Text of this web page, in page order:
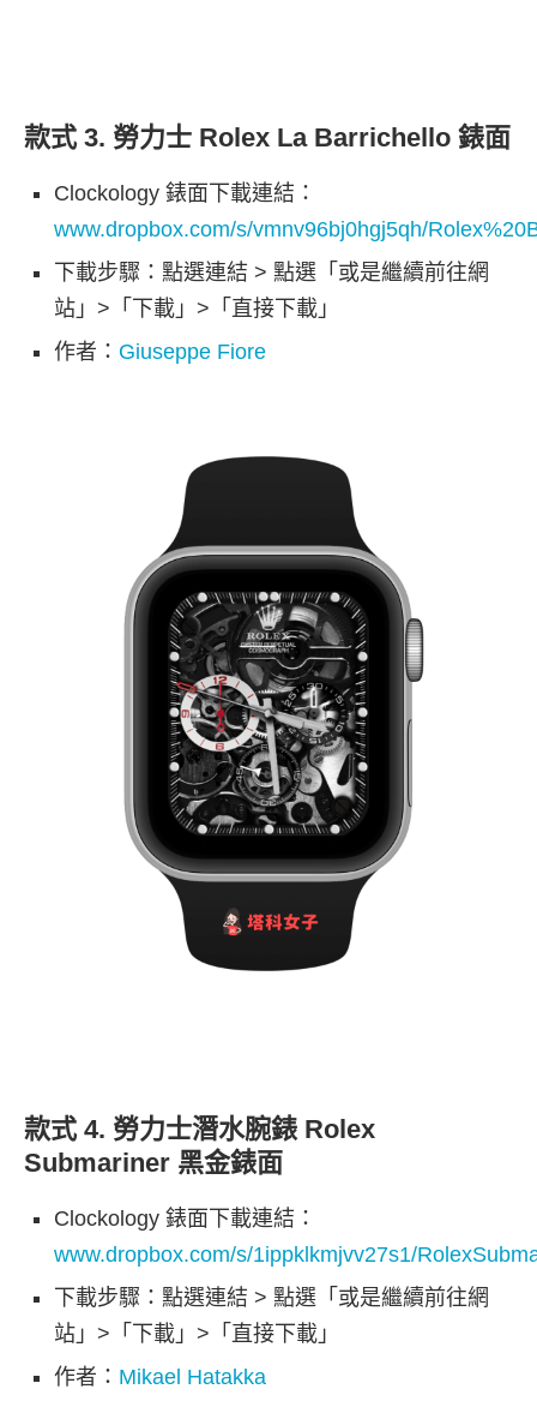
款式 3. 勞力士 Rolex La Barrichello 錶面
Clockology 錶面下載連結：
www.dropbox.com/s/vmnv96bj0hgj5qh/
下載步驟：點選連結 > 點選「或是繼續前往網
站」>「下載」>「直接下載」
作者： Giuseppe Fiore
款式 4. 勞力士潛水腕錶 Rolex
Submariner 黑金錶面
Clockology 錶面下載連結：
www.dropbox.com/s/1ippklkmjvv27s1/
下載步驟：點選連結 > 點選「或是繼續前往網
站」>「下載」>「直接下載」
作者： Mikael Hatakka